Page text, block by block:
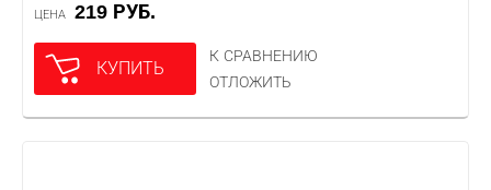
ЦЕНА 219 РУБ.
КУПИТЬ
К СРАВНЕНИЮ
ОТЛОЖИТЬ